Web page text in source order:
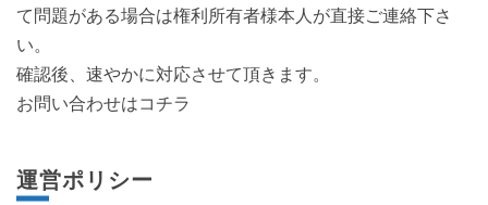
て問題がある場合は権利所有者様本人が直接ご連絡下さ
い。
確認後、速やかに対応させて頂きます。
お問い合わせはコチラ
運営ポリシー